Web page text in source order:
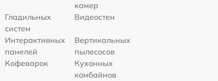
камер
Гладильных
систем
Видеостен
Интерактивных
панелей
Вертикальных
пылесосов
Кофеварок
Кухонных
комбайнов